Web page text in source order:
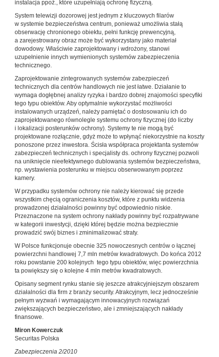
instalacja ppoż., które uzupełniają ochronę fizyczną.
System telewizji dozorowej jest jednym z kluczowych filarów
w systemie bezpieczeństwa centrum, ponieważ umożliwia stałą
obserwację chronionego obiektu, pełni funkcję prewencyjną,
a zarejestrowany obraz może być wykorzystany jako materiał
dowodowy. Właściwie zaprojektowany i wdrożony, stanowi
uzupełnienie innych wymienionych systemów zabezpieczenia
technicznego.
Zaprojektowanie zintegrowanych systemów zabezpieczeń
technicznych dla centrów handlowych nie jest łatwe. Działanie to
wymaga dogłębnej analizy ryzyka i bardzo dobrej znajomości specyfiki
tego typu obiektów. Aby optymalnie wykorzystać możliwości
instalowanych urządzeń, należy pamiętać o dostosowaniu ich do
zaprojektowanego równolegle systemu ochrony fizycznej (do liczby
i lokalizacji posterunków ochrony). Systemy te nie mogą być
projektowane rozłącznie, gdyż może to wpłynąć niekorzystnie na koszty
ponoszone przez inwestora. Ścisła współpraca projektanta systemów
zabezpieczeń technicznych i specjalisty ds. ochrony fizycznej pozwoli
na uniknięcie nieefektywnego dublowania systemów bezpieczeństwa,
np. wystawienia posterunku w miejscu obserwowanym poprzez
kamery.
W przypadku systemów ochrony nie należy kierować się przede
wszystkim chęcią ograniczenia kosztów, które z punktu widzenia
prowadzonej działalności powinny być odpowiednio niskie.
Przeznaczone na system ochrony nakłady powinny być rozpatrywane
w kategorii inwestycji, dzięki której będzie można bezpiecznie
prowadzić swój biznes i zminimalizować straty.
W Polsce funkcjonuje obecnie 325 nowoczesnych centrów o łącznej
powierzchni handlowej 7,7 mln metrów kwadratowych. Do końca 2012
roku powstanie 200 kolejnych tego typu obiektów, więc powierzchnia
ta powiększy się o kolejne 4 mln metrów kwadratowych.
Opisany segment rynku stanie się jeszcze atrakcyjniejszym obszarem
działalności dla firm z branży security. Atrakcyjnym, lecz jednocześnie
pełnym wyzwań i wymagającym innowacyjnych rozwiązań
zwiększających bezpieczeństwo, ale i zmniejszających nakłady
finansowe.
Miron Kowerczuk
Securitas Polska
Zabezpieczenia 2/2010